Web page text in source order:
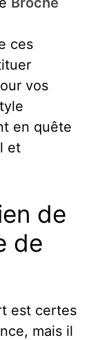
ces
vos
en quête
et
de
de
est certes
mais il